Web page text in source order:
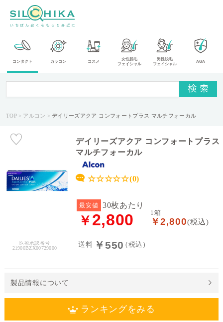
コンタクト カラコン コスメ
女性脱毛
フェイシャル
男性脱毛
フェイシャル
AGA
TOP アルコン デイリーズアクア コンフォートプラス マルチフォーカル
医療承認番号
21900BZX00729000
デイリーズアクア コンフォートプラス
マルチフォーカル
☆☆☆☆☆(0)
製品情報について
送料 ￥550 (税込)
最安値 30枚あたり
￥ 2,800 1箱
￥2,800(税込)
ランキングをみる
カ
テ
ゴ
メ
カ
タ
イ
せ